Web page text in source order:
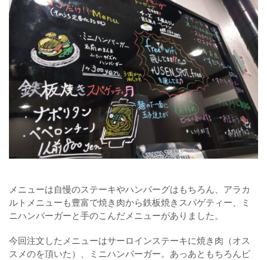
メニューは自慢のステーキやハンバーグはもちろん、アラカ
ルトメニューも豊富で焼き肉から鉄板焼きスパゲティー、ミ
ニハンバーガーと手のこんだメニューがありました。
今回注文したメニューはサーロインステーキに焼き肉（オス
スメのを頂いた）、ミニハンバーガー。あっあともちろんビ